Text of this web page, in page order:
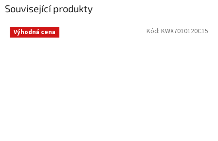
Související produkty
Výhodná cena Kód: KWX7010120C15